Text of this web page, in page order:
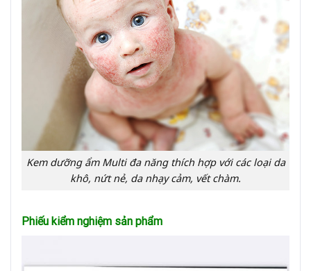
Kem dưỡng ẩm Multi đa năng thích hợp với các loại da
khô, nứt nẻ, da nhạy cảm, vết chàm.
Phiếu kiểm nghiệm sản phẩm